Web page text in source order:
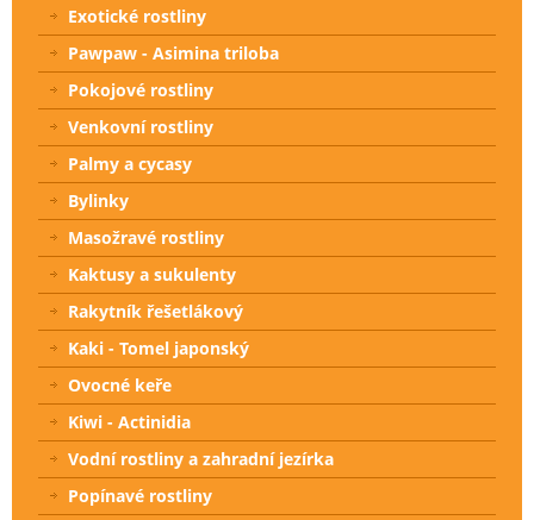
Exotické rostliny
Pawpaw - Asimina triloba
Pokojové rostliny
Venkovní rostliny
Palmy a cycasy
Bylinky
Masožravé rostliny
Kaktusy a sukulenty
Rakytník řešetlákový
Kaki - Tomel japonský
Ovocné keře
Kiwi - Actinidia
Vodní rostliny a zahradní jezírka
Popínavé rostliny